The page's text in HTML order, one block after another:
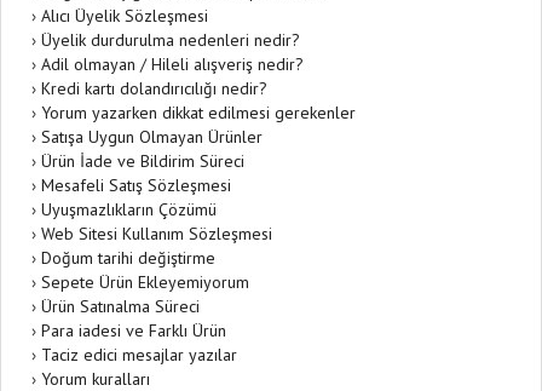
› Alıcı Üyelik Sözleşmesi
› Üyelik durdurulma nedenleri nedir?
› Adil olmayan / Hileli alışveriş nedir?
› Kredi kartı dolandırıcılığı nedir?
› Yorum yazarken dikkat edilmesi gerekenler
› Satışa Uygun Olmayan Ürünler
› Ürün İade ve Bildirim Süreci
› Mesafeli Satış Sözleşmesi
› Uyuşmazlıkların Çözümü
› Web Sitesi Kullanım Sözleşmesi
› Doğum tarihi değiştirme
› Sepete Ürün Ekleyemiyorum
› Ürün Satınalma Süreci
› Para iadesi ve Farklı Ürün
› Taciz edici mesajlar yazılar
› Yorum kuralları